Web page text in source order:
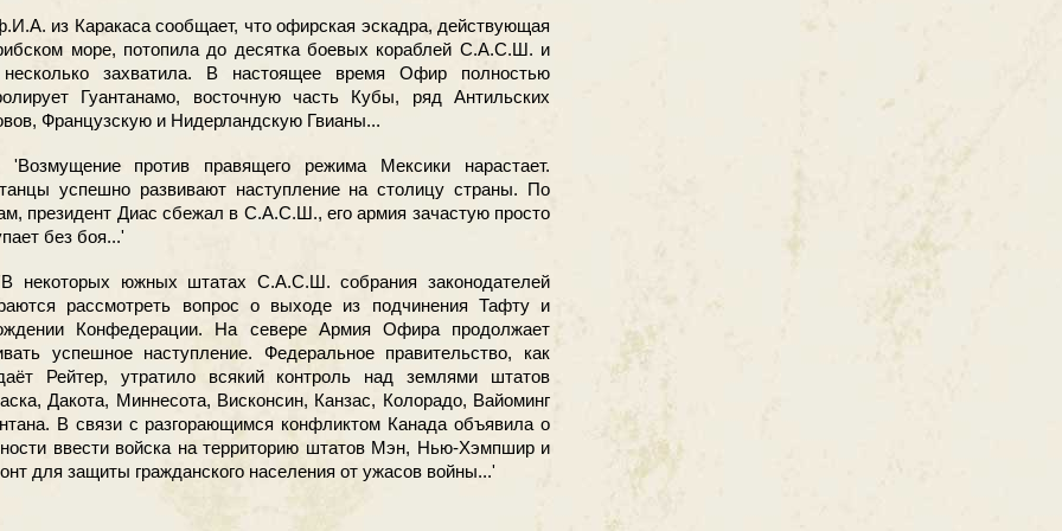
из Каракаса сообщает, что офирская эскадра, действующая
море, потопила до десятка боевых кораблей С.А.С.Ш. и
захватила. В настоящее время Офир полностью
Гуантанамо, восточную часть Кубы, ряд Антильских
Французскую и Нидерландскую Гвианы...
против правящего режима Мексики нарастает.
успешно развивают наступление на столицу страны. По
президент Диас сбежал в С.А.С.Ш., его армия зачастую просто
без боя...'
южных штатах С.А.С.Ш. собрания законодателей
рассмотреть вопрос о выходе из подчинения Тафту и
Конфедерации. На севере Армия Офира продолжает
успешное наступление. Федеральное правительство, как
Рейтер, утратило всякий контроль над землями штатов
Дакота, Миннесота, Висконсин, Канзас, Колорадо, Вайоминг
В связи с разгорающимся конфликтом Канада объявила о
ввести войска на территорию штатов Мэн, Нью-Хэмпшир и
для защиты гражданского населения от ужасов войны...'